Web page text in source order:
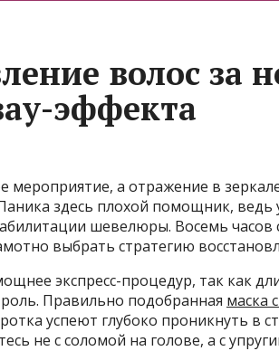
волос за
эффекта
мероприятие, а отражение в
здесь плохой помощник, ведь
шевелюры. Восемь часов
выбрать стратегию
экспресс-процедур, так как
Правильно подобранная маска
успеют глубоко проникнуть в
не с соломой на голове, а с